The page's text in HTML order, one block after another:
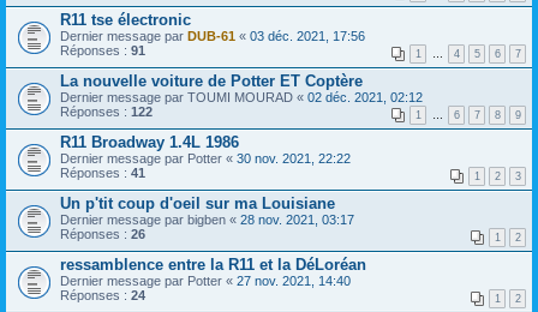
R11 tse électronic
Dernier message par DUB-61 « 03 déc. 2021, 17:56
Réponses : 91 1 4 5 6 7
La nouvelle voiture de Potter ET Coptère
Dernier message par TOUMI MOURAD « 02 déc. 2021, 02:12
Réponses : 122 1 6 7 8 9
R11 Broadway 1.4L 1986
Dernier message par Potter « 30 nov. 2021, 22:22
Réponses : 41 1 2 3
Un p'tit coup d'oeil sur ma Louisiane
Dernier message par bigben « 28 nov. 2021, 03:17
Réponses : 26 1 2
ressamblence entre la R11 et la DéLoréan
Dernier message par Potter « 27 nov. 2021, 14:40
Réponses : 24 1 2